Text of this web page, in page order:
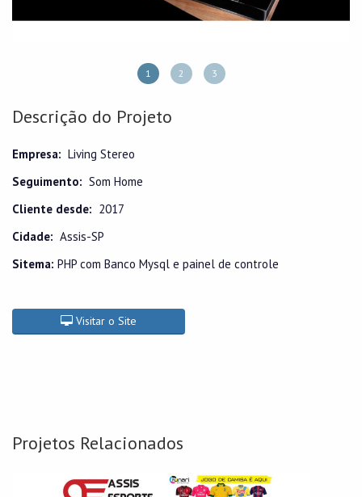
1 2 3
Descrição do Projeto
Empresa: Living Stereo
Seguimento: Som Home
Cliente desde: 2017
Cidade: Assis-SP
Sitema: PHP com Banco Mysql e painel de controle
Visitar o Site
Projetos Relacionados